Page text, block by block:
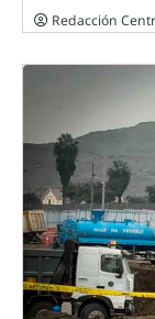
Redacción